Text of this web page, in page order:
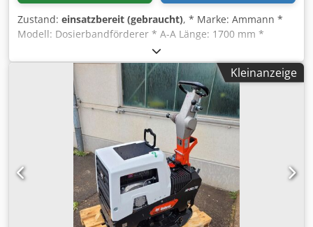
Zustand: einsatzbereit (gebraucht), * Marke: Ammann *
Modell: Dosierbandförderer * A-A Länge: 1700 mm *
Bandbreite: 650 mm * Antrieb: 1,5 kW Getriebemotor * Auf
Lager: 6 Stück. Chedpfoywm I Nex Acdoa
Kleinanzeige